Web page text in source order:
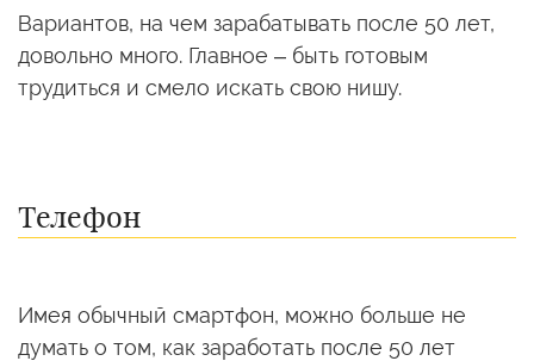
Вариантов, на чем зарабатывать после 50 лет,
довольно много. Главное – быть готовым
трудиться и смело искать свою нишу.
Телефон
Имея обычный смартфон, можно больше не
думать о том, как заработать после 50 лет